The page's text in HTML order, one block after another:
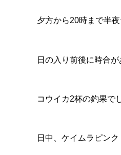
夕方から20時まで半
日の入り前後に時合
コウイカ2杯の釣果で
日中、ケイムラピンク